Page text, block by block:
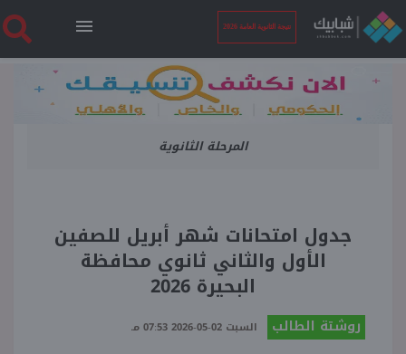
نتيجة الثانوية العامة 2026
الرئيسية
نتيجة الثانوية العامة 2026
فنجان قهوة
بوابة الطلبة
المرحلة الثانوية
جدول امتحانات شهر أبريل للصفين
الأول والثاني ثانوي محافظة
البحيرة 2026
روشتة الطالب السبت 02-05-2026 07:53 مـ